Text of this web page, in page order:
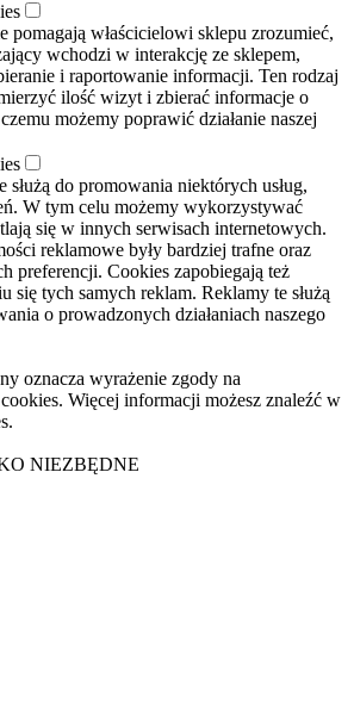
pomagają właścicielowi sklepu zrozumieć,
wchodzi w interakcję ze sklepem,
i raportowanie informacji. Ten rodzaj
ilość wizyt i zbierać informacje o
możemy poprawić działanie naszej
do promowania niektórych usług,
W tym celu możemy wykorzystywać
się w innych serwisach internetowych.
reklamowe były bardziej trafne oraz
preferencji. Cookies zapobiegają też
się tych samych reklam. Reklamy te służą
o prowadzonych działaniach naszego
oznacza wyrażenie zgody na
Więcej informacji możesz znaleźć w
NIEZBĘDNE